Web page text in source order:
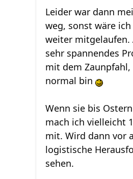
Leider war dann
weg, sonst wäre
weiter mitgelaufen.
sehr spannendes
mit dem
normal bin
Wenn sie bis
mach ich vielleicht
mit. Wird dann vor
logistische
sehen.